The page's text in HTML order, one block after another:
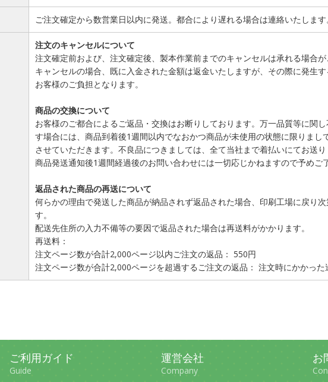
ご注文確定から数営業日以内に発送。都合により遅れる場合は連絡いたします
注文のキャンセルについて
注文確定前および、注文確定後、製本作業前までのキャンセルは承れる場合が
キャンセルの場合、既に入金された金額は返金いたしますが、その際に発生
お客様のご負担となります。
商品の交換について
お客様のご都合によるご返品・交換はお断りしております。万一品質等に関し
す場合には、商品到着後1週間以内でなおかつ商品が未使用の状態に限りまし
させていただきます。不良品につきましては、全て当社まで着払いにてお送り
商品発送通知後1週間経過後のお問い合わせには一切応じかねますので予めご
返品された商品の再送について
何らかの理由で発送した商品が納品されず返品された場合、印刷工場に戻り次
す。
配送先住所の入力不備等の要因で返品された場合は再送料がかかります。
再送料：
注文ページ数が合計2,000ページ以内ご注文の返品： 550円
注文ページ数が合計2,000ページを超過するご注文の返品： 注文時にかかった
ご利用ガイド
Guide
運営会社
Company
お